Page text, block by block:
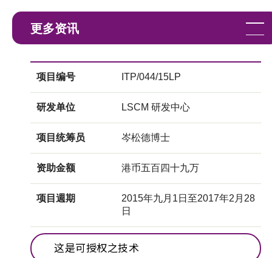
更多资讯
项目编号 ITP/044/15LP
研发单位 LSCM 研发中心
项目统筹员 岑松德博士
资助金额 港币五百四十九万
项目週期
2015年九月1日至2017年2月28
日
这是可授权之技术